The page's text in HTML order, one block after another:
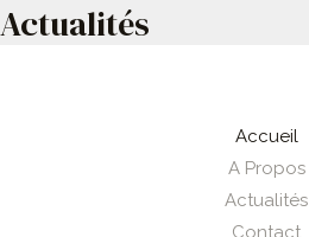
Actualités
Accueil
A Propos
Actualités
Contact